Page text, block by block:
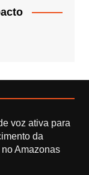
voz ativa para
da
Amazonas